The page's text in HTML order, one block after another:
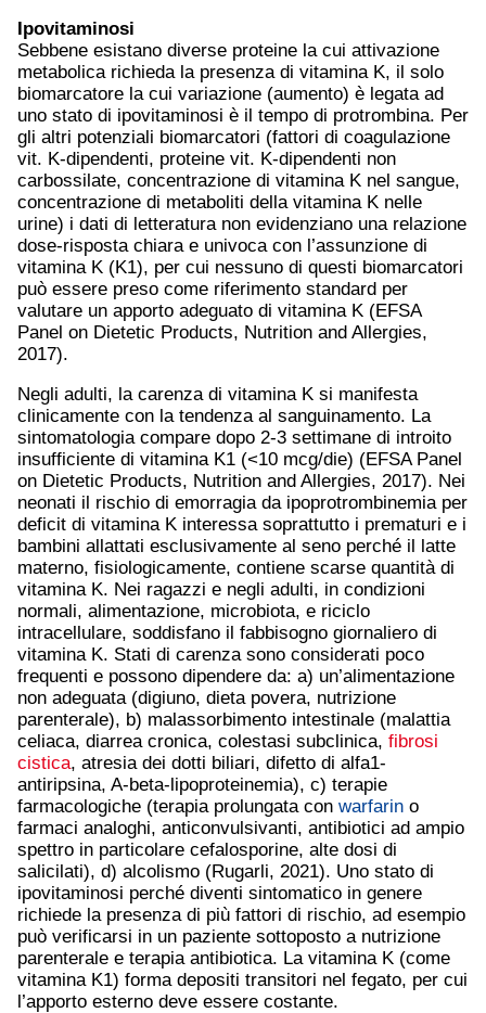
Ipovitaminosi
Sebbene esistano diverse proteine la cui attivazione
metabolica richieda la presenza di vitamina K, il solo
biomarcatore la cui variazione (aumento) è legata ad
uno stato di ipovitaminosi è il tempo di protrombina. Per
gli altri potenziali biomarcatori (fattori di coagulazione
vit. K-dipendenti, proteine vit. K-dipendenti non
carbossilate, concentrazione di vitamina K nel sangue,
concentrazione di metaboliti della vitamina K nelle
urine) i dati di letteratura non evidenziano una relazione
dose-risposta chiara e univoca con l’assunzione di
vitamina K (K1), per cui nessuno di questi biomarcatori
può essere preso come riferimento standard per
valutare un apporto adeguato di vitamina K (EFSA
Panel on Dietetic Products, Nutrition and Allergies,
2017).
Negli adulti, la carenza di vitamina K si manifesta
clinicamente con la tendenza al sanguinamento. La
sintomatologia compare dopo 2-3 settimane di introito
insufficiente di vitamina K1 (<10 mcg/die) (EFSA Panel
on Dietetic Products, Nutrition and Allergies, 2017). Nei
neonati il rischio di emorragia da ipoprotrombinemia per
deficit di vitamina K interessa soprattutto i prematuri e i
bambini allattati esclusivamente al seno perché il latte
materno, fisiologicamente, contiene scarse quantità di
vitamina K. Nei ragazzi e negli adulti, in condizioni
normali, alimentazione, microbiota, e riciclo
intracellulare, soddisfano il fabbisogno giornaliero di
vitamina K. Stati di carenza sono considerati poco
frequenti e possono dipendere da: a) un’alimentazione
non adeguata (digiuno, dieta povera, nutrizione
parenterale), b) malassorbimento intestinale (malattia
celiaca, diarrea cronica, colestasi subclinica, fibrosi
cistica, atresia dei dotti biliari, difetto di alfa1-
antiripsina, A-beta-lipoproteinemia), c) terapie
farmacologiche (terapia prolungata con warfarin o
farmaci analoghi, anticonvulsivanti, antibiotici ad ampio
spettro in particolare cefalosporine, alte dosi di
salicilati), d) alcolismo (Rugarli, 2021). Uno stato di
ipovitaminosi perché diventi sintomatico in genere
richiede la presenza di più fattori di rischio, ad esempio
può verificarsi in un paziente sottoposto a nutrizione
parenterale e terapia antibiotica. La vitamina K (come
vitamina K1) forma depositi transitori nel fegato, per cui
l’apporto esterno deve essere costante.